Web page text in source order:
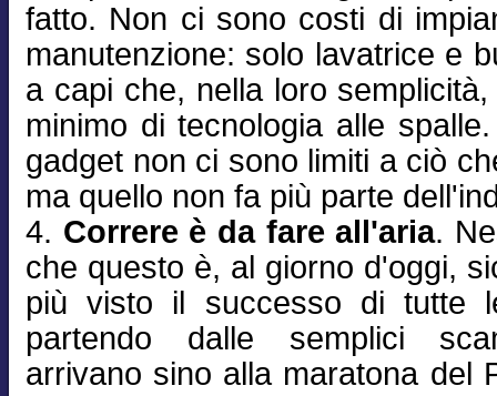
fatto. Non ci sono costi di
manutenzione: solo lavatrice e
a capi che, nella loro
minimo di tecnologia alle
gadget non ci sono limiti a ciò
ma quello non fa più parte
4. Correre è da fare all'aria.
che questo è, al giorno d'oggi,
più visto il successo di tutte
partendo dalle semplici
arrivano sino alla maratona del